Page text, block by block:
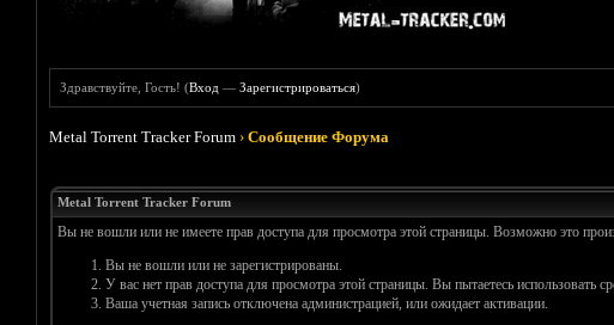
Здравствуйте, Гость! (Вход —Зарегистрироваться)
Metal Torrent Tracker Forum ›Сообщение Форума
Metal Torrent Tracker Forum
Вы не вошли или не имеете прав доступа для просмотра этой страницы. Возможно это
Вы не вошли или не зарегистрированы.
У вас нет прав доступа для просмотра этой страницы. Вы пытаетесь
Ваша учетная запись отключена администрацией, или ожидает активации.